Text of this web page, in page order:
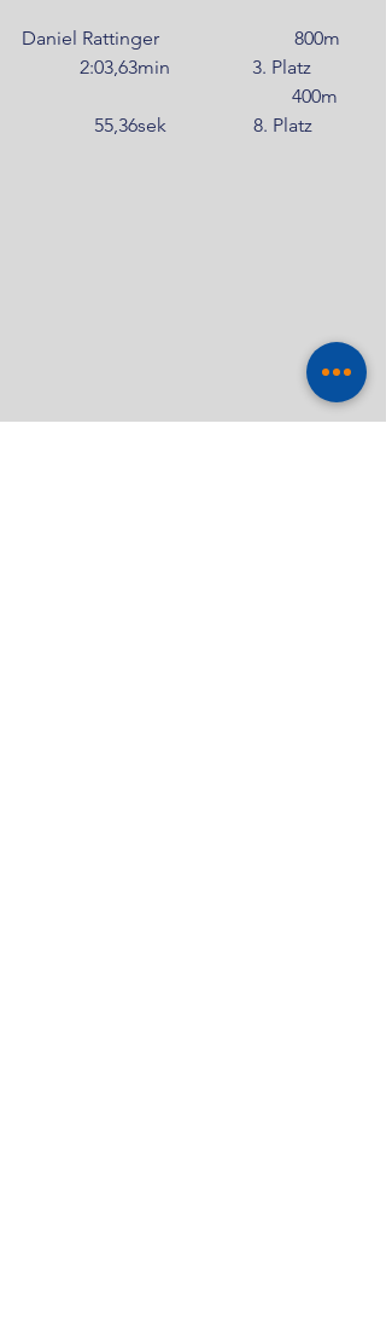
Daniel Rattinger                            800m
            2:03,63min                 3. Platz
               55,36sek                  8. Platz